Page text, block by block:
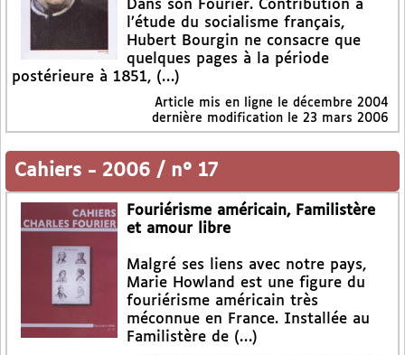
Dans son Fourier. Contribution à
l’étude du socialisme français,
Hubert Bourgin ne consacre que
quelques pages à la période
postérieure à 1851, (…)
Article mis en ligne le décembre 2004
dernière modification le 23 mars 2006
Cahiers - 2006 / n° 17
Fouriérisme américain, Familistère
et amour libre
Malgré ses liens avec notre pays,
Marie Howland est une figure du
fouriérisme américain très
méconnue en France. Installée au
Familistère de (…)